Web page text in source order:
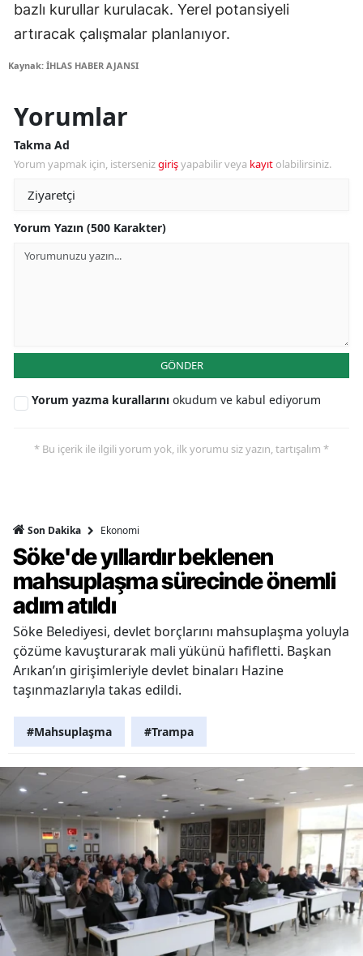
bazlı kurullar kurulacak. Yerel potansiyeli
artıracak çalışmalar planlanıyor.
Kaynak: İHLAS HABER AJANSI
Yorumlar
Takma Ad
Yorum yapmak için, istersenizgirişyapabilir veya kayıt olabilirsiniz.
Yorum Yazın (500 Karakter)
GÖNDER
Yorum yazma kurallarını okudum ve kabul ediyorum
* Bu içerik ile ilgili yorum yok, ilk yorumu siz yazın, tartışalım *
Son Dakika Ekonomi
Söke'de yıllardır beklenen
mahsuplaşma sürecinde önemli
adım atıldı
Söke Belediyesi, devlet borçlarını mahsuplaşma yoluyla
çözüme kavuşturarak mali yükünü hafifletti. Başkan
Arıkan’ın girişimleriyle devlet binaları Hazine
taşınmazlarıyla takas edildi.
#Mahsuplaşma #Trampa